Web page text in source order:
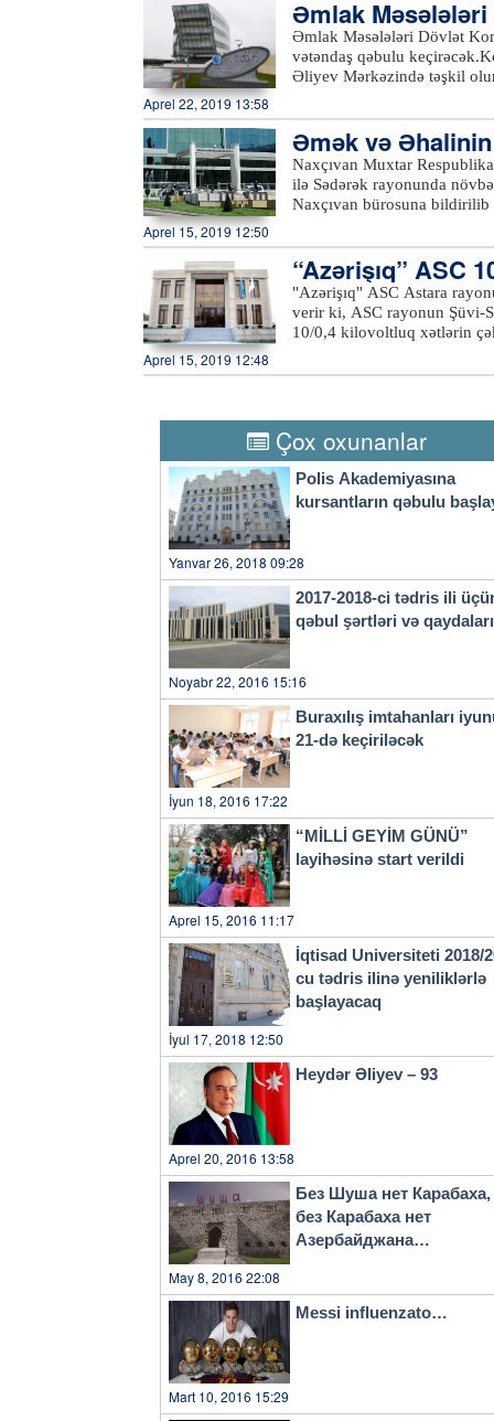
xətlərində aparılan
Əmlak
əcək
Əmlak Məsələləri Dövlət
vətəndaş qəbulu
Əliyev Mərkəzində təşkil
Komitəsi fəaliyyət prinsipinə
çevik olaraq cavablandırır.
Qəbul zamanı komitənin
dövlət əmlakının
kimi müraciətlərə
müəyyənləşdirilməsi, ünvan
Aprel 22, 2019 13:58
Əmək və
ığı ilə…
Naxçıvan Muxtar
ilə Sədərək rayonunda
Naxçıvan bürosuna
Bildirib ki, “2016-2020-ci
artırılması üzrə Dövlət
respublikada yeni iş
yüksəldilməsinə öz
Hüseynov vurğulayıb ki,
fəallığın yüksəldilməsi
çıxarıldığı tədbirdə 13
Aprel 15, 2019 12:50
“Azərişıq” ASC
"Azərişıq" ASC Astara
verir ki, ASC rayonun Şüvi-
10/0,4 kilovoltluq xətlərin
Aprel 15, 2019 12:48
Çox oxunanlar
Polis Akademiyasına
kursantların qəbulu
Yanvar 26, 2018 09:28
2017-2018-ci tədris ili
qəbul şərtləri və
Noyabr 22, 2016 15:16
Buraxılış imtahanları
21-də keçiriləcək
İyun 18, 2016 17:22
“MİLLİ GEYİM GÜNÜ”
layihəsinə start verildi
Aprel 15, 2016 11:17
İqtisad Universiteti 2018/
cu tədris ilinə yeniliklərlə
başlayacaq
İyul 17, 2018 12:50
Heydər Əliyev – 93
Aprel 20, 2016 13:58
Без Шуша нет Карабаха,
без Карабаха нет
Азербайджана…
May 8, 2016 22:08
Messi influenzato…
Mart 10, 2016 15:29